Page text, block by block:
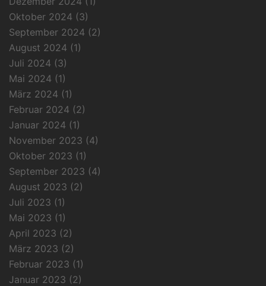
Oktober 2024 (3)
September 2024 (2)
August 2024 (1)
Juli 2024 (3)
Mai 2024 (1)
März 2024 (1)
Februar 2024 (2)
Januar 2024 (1)
November 2023 (4)
Oktober 2023 (1)
September 2023 (4)
August 2023 (2)
Juli 2023 (1)
Mai 2023 (1)
April 2023 (2)
März 2023 (2)
Februar 2023 (1)
Januar 2023 (2)